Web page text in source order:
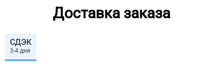
Доставка заказа
СДЭК
3-4 дня